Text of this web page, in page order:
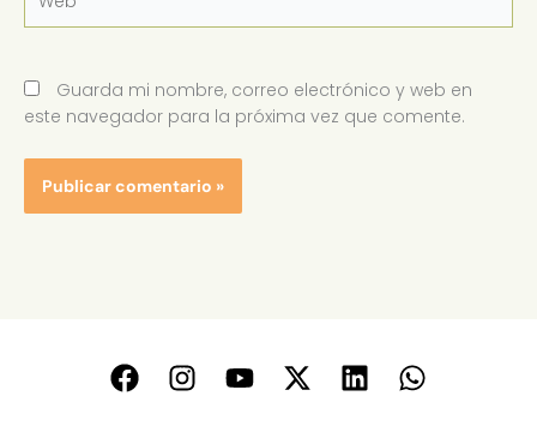
Guarda mi nombre, correo electrónico y web en
este navegador para la próxima vez que comente.